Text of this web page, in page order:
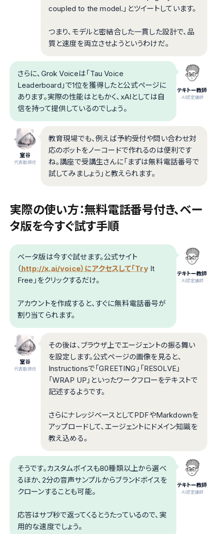
coupled to the model.」とツイートしています。
つまり、モデルと密結合した一貫した設計で、品
質と速度を両立させようというわけだ。
テキトー教師
.AI認定講師
さらに、Grok Voiceは「Tau Voice
Leaderboard」で1位を獲得したと公式ページに
あります。実際の性能はともかく、xAIとしては自
信を持って提供しているのでしょう。
室谷
代表取締役
教育現場でも、例えば予約受付や問い合わせ対
応のボットをノーコードで作れるのは便利です
ね。講座で受講生さんに「まずは無料電話番号で
試してみましょう」と教えられます。
実際の使い方：無料電話番号付き、ベー
タ版を今すぐ試す手順
テキトー教師
.AI認定講師
ベータ版は今すぐ試せます。公式サイト
（http://x.ai/voice）にアクセスして「TryIt
Free」をクリックするだけ。
アカウントを作成すると、すぐに無料電話番号が
割り当てられます。
室谷
代表取締役
その後は、ブラウザ上でエージェントの振る舞い
を設定します。公式ページの画像を見ると、
Instructionsで「GREETING」「RESOLVE」
「WRAP UP」といったワークフローをテキストで
記述するようです。
さらにナレッジベースとしてPDFやMarkdownを
アップロードして、エージェントにドメイン知識を
教え込める。
テキトー教師
.AI認定講師
そうです。カスタムボイスも80種類以上から選べ
るほか、2分の音声サンプルからブランドボイスを
クローンすることも可能。
応答はサブ秒で返ってくるとうたっているので、実
用的な速度でしょう。